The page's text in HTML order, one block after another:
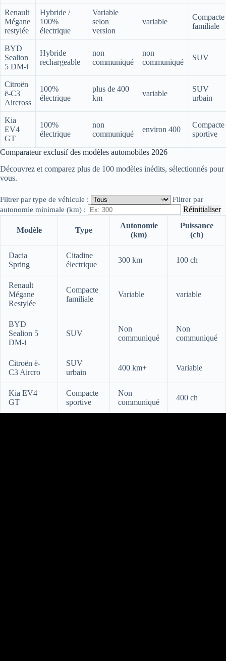
Renault
Mégane
restylée
Hybride /
100%
électrique
Variable
selon
version
variable
Compacte
familiale
BYD
Sealion
5 DM-i
Hybride
rechargeable
non
communiqué
non
communiqué
SUV
Citroën
ë-C3
Aircross
100%
électrique
plus de 400
km
variable
SUV
urbain
Kia
EV4
GT
100%
électrique
non
communiqué
environ 400
Compacte
sportive
Comparateur exclusif des modèles automobiles 2026
Découvrez et comparez plus de 100 modèles inédits, sélectionnés pour
vous.
Filtrer par type de véhicule :
Filtrer par
autonomie minimale (km) :
Réinitialiser
Modèle Type
Autonomie
(km)
Puissance
(ch)
Dacia
Spring
Citadine
électrique
300 km 100 ch
Renault
Mégane
Restylée
Compacte
familiale
Variable variable
BYD
Sealion 5
DM-i
SUV
Non
communiqué
Non
communiqué
Citroën ë-
C3 Aircro
SUV
urbain
400 km+ Variable
Kia EV4
GT
Compacte
sportive
Non
communiqué
400 ch